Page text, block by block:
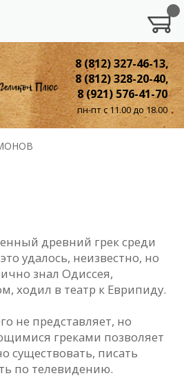
8 (812) 327-46-13,
8 (812) 328-20-40,
8 (921) 576-41-70
пн-пт с 11.00 до 18.00
древний грек среди
удалось, неизвестно, но
знал Одиссея,
ходил в театр к Еврипиду.
не представляет, но
греками позволяет
существовать, писать
по телевидению.